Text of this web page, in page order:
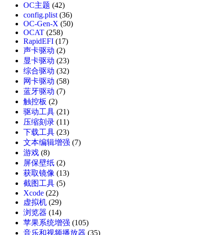
OC主题 (42)
config.plist(36)
OC-Gen-X (50)
OCAT (258)
RapidEFI (17)
声卡驱动 (2)
显卡驱动 (23)
综合驱动 (32)
网卡驱动 (58)
蓝牙驱动 (7)
触控板 (2)
驱动工具 (21)
压缩刻录 (11)
下载工具 (23)
文本编辑增强 (7)
游戏 (8)
屏保壁纸 (2)
获取镜像 (13)
截图工具 (5)
Xcode (22)
虚拟机 (29)
浏览器 (14)
苹果系统增强 (105)
音乐和视频播放器 (35)